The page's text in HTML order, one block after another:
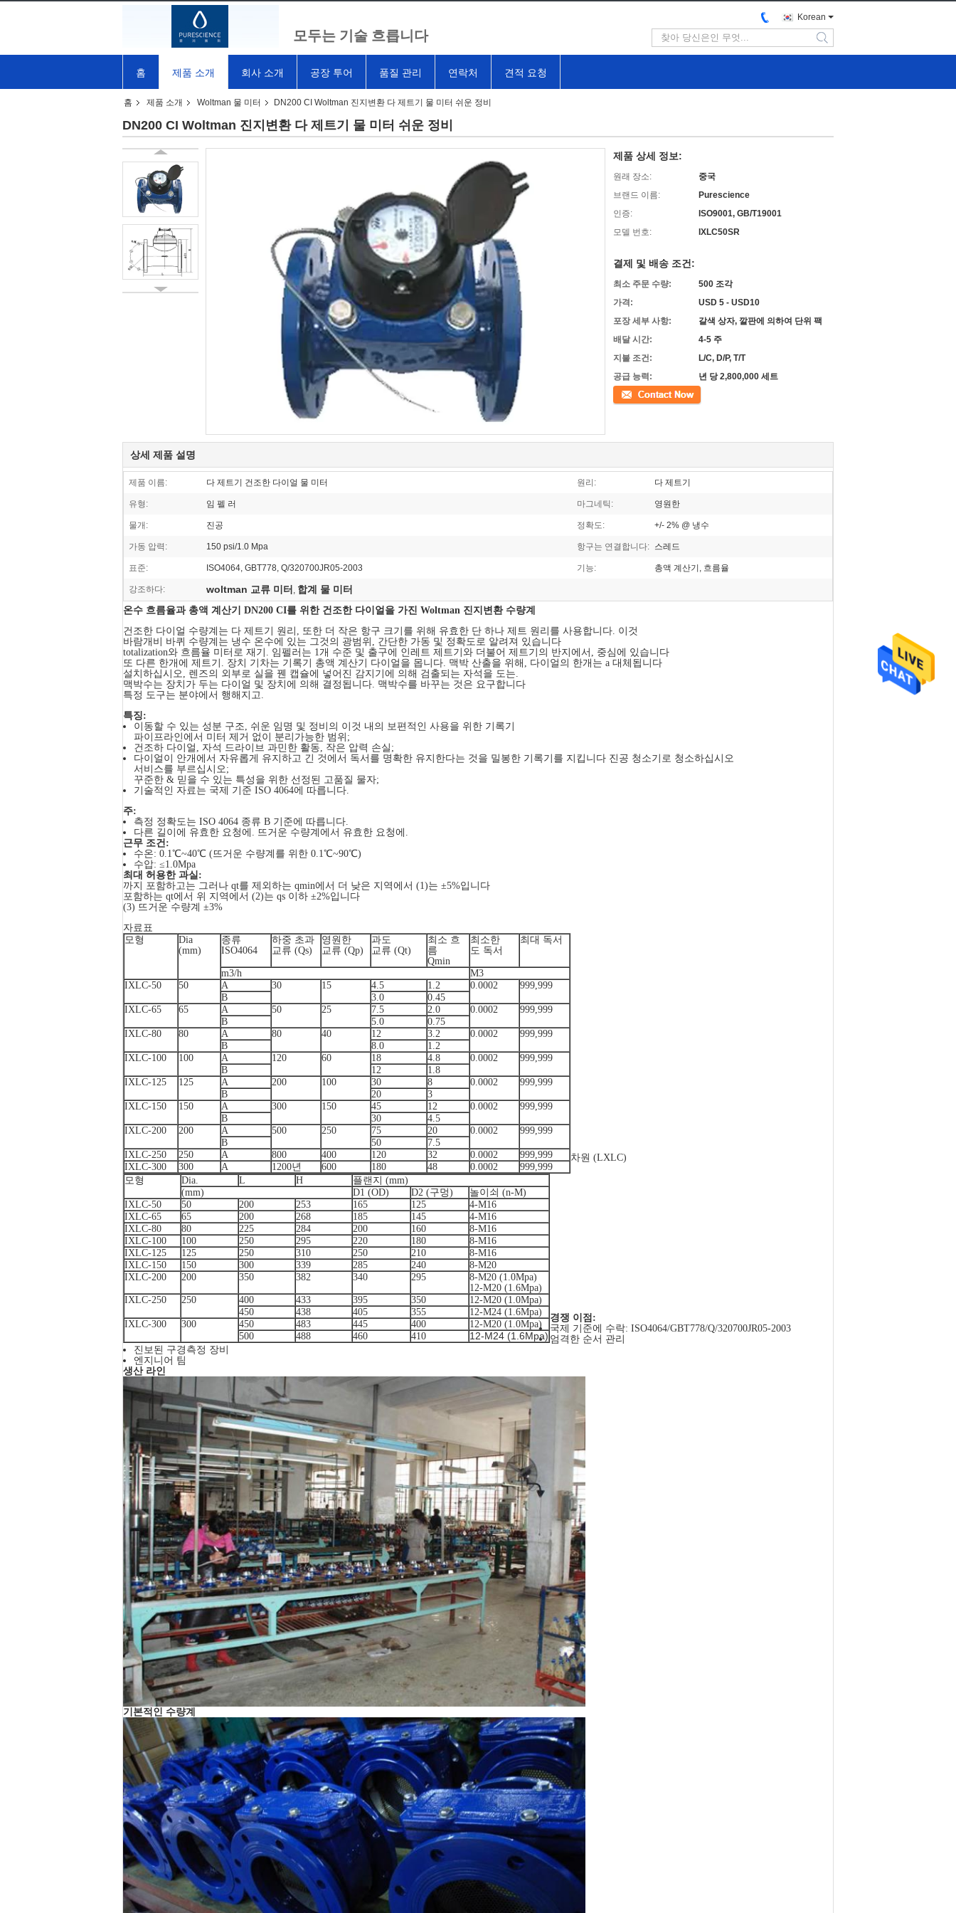
모두는 기술 흐릅니다
Korean
search
홈 제품 소개 회사 소개 공장 투어 품질 관리 연락처 견적 요청
홈 제품 소개 Woltman 물 미터 DN200 CI Woltman 진지변환 다 제트기 물 미터 쉬운 정비
DN200 CI Woltman 진지변환 다 제트기 물 미터 쉬운 정비
제품 상세 정보:
원래 장소:
중국
브랜드 이름:
Purescience
인증:
ISO9001, GB/T19001
모델 번호:
IXLC50SR
결제 및 배송 조건:
최소 주문 수량:
500 조각
가격:
USD 5 - USD10
포장 세부 사항:
갈색 상자, 깔판에 의하여 단위 팩
배달 시간:
4-5 주
지불 조건:
L/C, D/P, T/T
공급 능력:
년 당 2,800,000 세트
접촉
상세 제품 설명
제품 이름: 다 제트기 건조한 다이얼 물 미터 원리: 다 제트기
유형: 임 펠 러 마그네틱: 영원한
물개: 진공 정확도: +/- 2% @ 냉수
가동 압력: 150 psi/1.0 Mpa 항구는 연결합니다: 스레드
표준: ISO4064, GBT778, Q/320700JR05-2003 기능: 총액 계산기, 흐름율
강조하다: woltman 교류 미터 , 합계 물 미터
온수 흐름율과 총액 계산기 DN200 CI를 위한 건조한 다이얼을 가진 Woltman 진지변환 수량계
건조한 다이얼 수량계는 다 제트기 원리, 또한 더 작은 항구 크기를 위해 유효한 단 하나 제트 원리를 사용합니다. 이것
바람개비 바퀴 수량계는 냉수 온수에 있는 그것의 광범위, 간단한 가동 및 정확도로 알려져 있습니다
totalization와 흐름율 미터로 재기. 임펠러는 1개 수준 및 출구에 인레트 제트기와 더불어 제트기의 반지에서, 중심에 있습니다
또 다른 한개에 제트기. 장치 기차는 기록기 총액 계산기 다이얼을 몹니다. 맥박 산출을 위해, 다이얼의 한개는 a 대체됩니다
설치하십시오, 렌즈의 외부로 실을 꿴 캡슐에 넣어진 감지기에 의해 검출되는 자석을 도는.
맥박수는 장치가 두는 다이얼 및 장치에 의해 결정됩니다. 맥박수를 바꾸는 것은 요구합니다
특정 도구는 분야에서 행해지고.
특징:
이동할 수 있는 성분 구조, 쉬운 임명 및 정비의 이것 내의 보편적인 사용을 위한 기록기
파이프라인에서 미터 제거 없이 분리가능한 범위;
건조하 다이얼, 자석 드라이브 과민한 활동, 작은 압력 손실;
다이얼이 안개에서 자유롭게 유지하고 긴 것에서 독서를 명확한 유지한다는 것을 밀봉한 기록기를 지킵니다 진공 청소기로 청소하십시오
서비스를 부르십시오;
꾸준한 & 믿을 수 있는 특성을 위한 선정된 고품질 물자;
기술적인 자료는 국제 기준 ISO 4064에 따릅니다.
주:
측정 정확도는 ISO 4064 종류 B 기준에 따릅니다.
다른 길이에 유효한 요청에. 뜨거운 수량계에서 유효한 요청에.
근무 조건:
수온: 0.1℃~40℃ (뜨거운 수량계를 위한 0.1℃~90℃)
수압: ≤1.0Mpa
최대 허용한 과실:
까지 포함하고는 그러나 qt를 제외하는 qmin에서 더 낮은 지역에서 (1)는 ±5%입니다
포함하는 qt에서 위 지역에서 (2)는 qs 이하 ±2%입니다
(3) 뜨거운 수량계 ±3%
자료표
모형
Dia
(mm)
종류
ISO4064
하중 초과
교류 (Qs)
영원한
교류 (Qp)
과도
교류 (Qt)
최소 흐
름
Qmin
최소한
도 독서
최대 독서
m3/h
M3
IXLC-50
50 A 30 15 4.5 1.2 0.0002
999,999
B
3.0
0.45
IXLC-65
65 A 50 25 7.5 2.0 0.0002
999,999
B
5.0
0.75
IXLC-80
80 A 80 40 12 3.2 0.0002
999,999
B
8.0
1.2
IXLC-100
100 A 120 60 18 4.8 0.0002
999,999
B
12
1.8
IXLC-125
125 A 200 100 30 8 0.0002
999,999
B
20
3
IXLC-150
150 A 300 150 45 12 0.0002
999,999
B
30
4.5
IXLC-200
200 A 500 250 75 20 0.0002
999,999
B
50
7.5
IXLC-250
250 A 800 400 120 32 0.0002
999,999
IXLC-300
300 A 1200년 600 180 48 0.0002 999,999
차원 (LXLC)
모형 Dia. L H
플랜지 (mm)
(mm)
D1 (OD) D2 (구멍)
놀이쇠 (n-M)
IXLC-50
50 200 253 165 125
4-M16
IXLC-65
65 200 268 185 145
4-M16
IXLC-80
80 225 284 200 160
8-M16
IXLC-100
100 250 295 220 180
8-M16
IXLC-125
125 250 310 250 210
8-M16
IXLC-150
150 300 339 285 240
8-M20
IXLC-200
200 350 382 340 295
8-M20 (1.0Mpa)
12-M20 (1.6Mpa)
IXLC-250
250 400 433 395 350
12-M20 (1.0Mpa)
450
438 405 355
12-M24 (1.6Mpa)
IXLC-300
300 450 483 445 400
12-M20 (1.0Mpa)
500
488 460 410 12-M24 (1.6Mpa)
경쟁 이점:
국제 기준에 수락: ISO4064/GBT778/Q/320700JR05-2003
엄격한 순서 관리
진보된 구경측정 장비
엔지니어 팀
생산 라인
기본적인 수량계